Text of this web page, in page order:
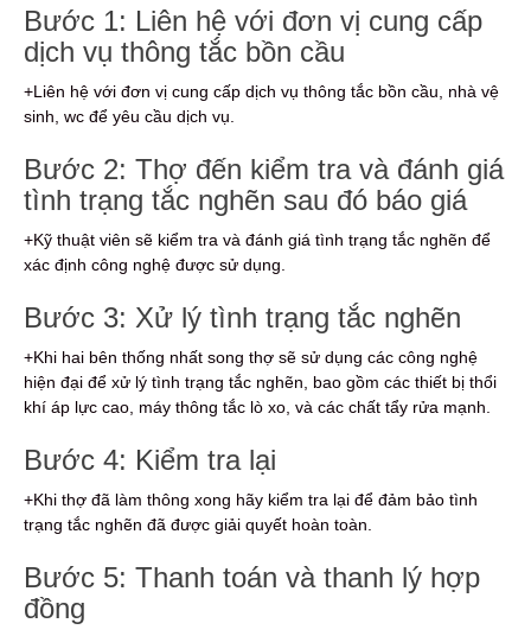
Bước 1: Liên hệ với đơn vị cung cấp
dịch vụ thông tắc bồn cầu
+Liên hệ với đơn vị cung cấp dịch vụ thông tắc bồn cầu, nhà vệ
sinh, wc để yêu cầu dịch vụ.
Bước 2: Thợ đến kiểm tra và đánh giá
tình trạng tắc nghẽn sau đó báo giá
+Kỹ thuật viên sẽ kiểm tra và đánh giá tình trạng tắc nghẽn để
xác định công nghệ được sử dụng.
Bước 3: Xử lý tình trạng tắc nghẽn
+Khi hai bên thống nhất song thợ sẽ sử dụng các công nghệ
hiện đại để xử lý tình trạng tắc nghẽn, bao gồm các thiết bị thổi
khí áp lực cao, máy thông tắc lò xo, và các chất tẩy rửa mạnh.
Bước 4: Kiểm tra lại
+Khi thợ đã làm thông xong hãy kiểm tra lại để đảm bảo tình
trạng tắc nghẽn đã được giải quyết hoàn toàn.
Bước 5: Thanh toán và thanh lý hợp
đồng